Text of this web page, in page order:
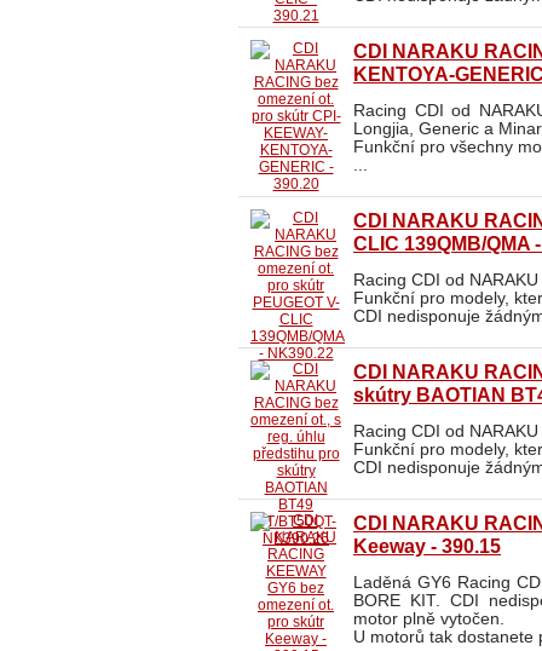
CDI NARAKU
KENTOYA-
Racing CDI od
Longjia, Generic a
Funkční pro všechny
...
CDI NARAKU
CLIC 139QMB/QMA
Racing CDI od
Funkční pro modely,
CDI nedisponuje
CDI NARAKU
skútry BAOTIAN
Racing CDI od
Funkční pro modely,
CDI nedisponuje
CDI NARAKU
Keeway - 390.15
Laděná GY6 Racing
BORE KIT. CDI
motor plně vytočen.
U motorů tak dostanete